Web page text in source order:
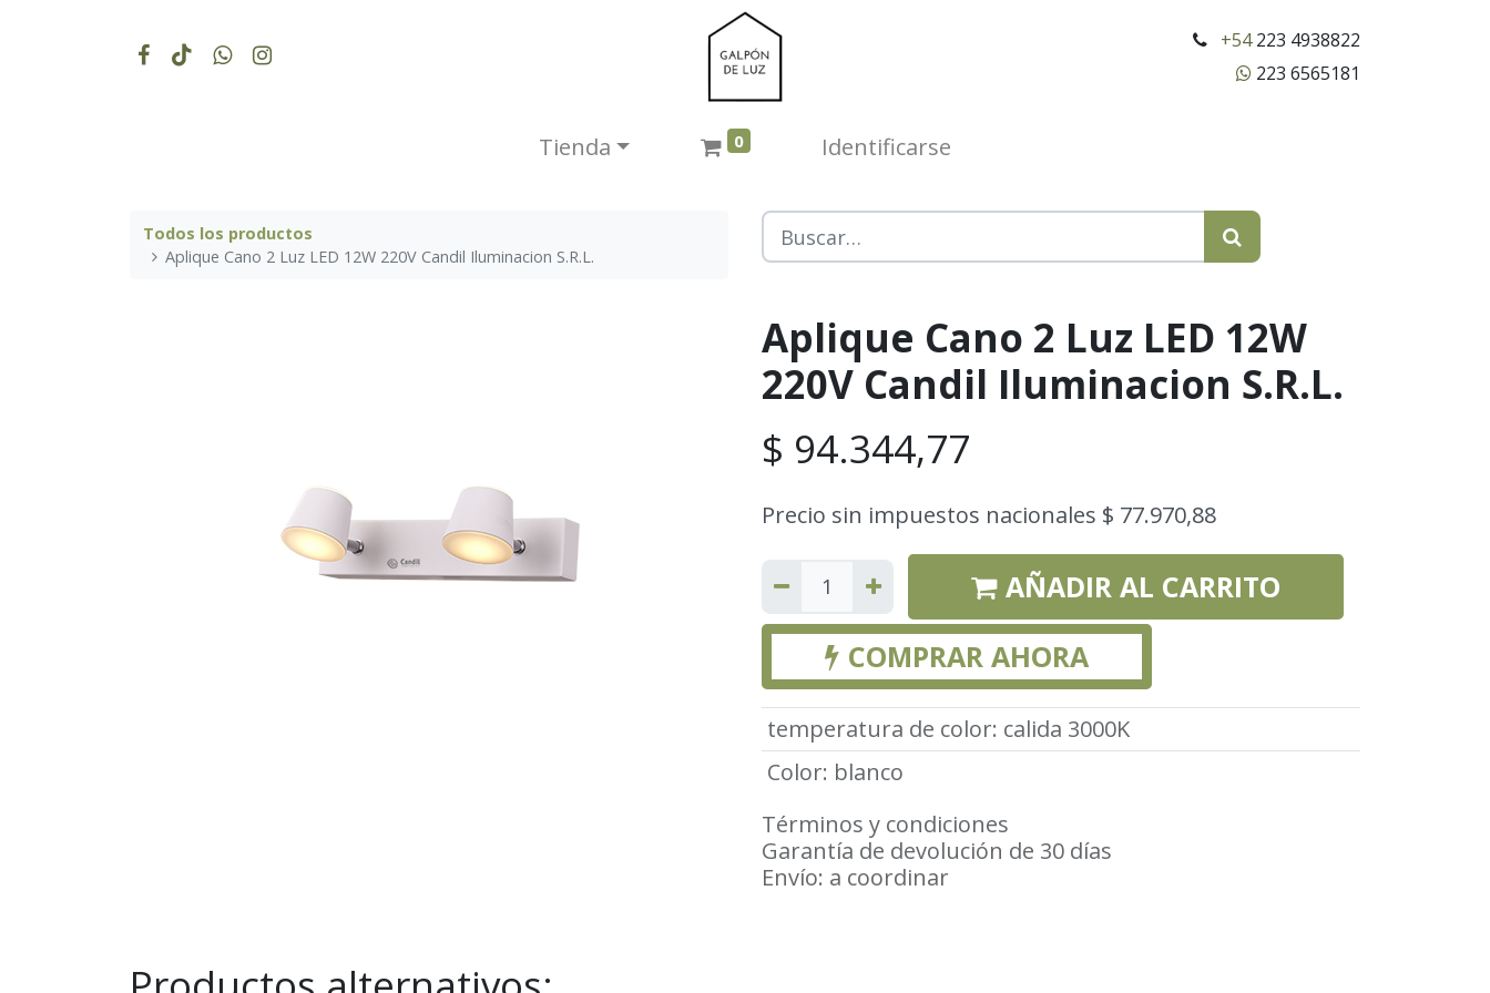
+54223 4938822
223 6565181
Tienda​ 0 Identificarse
Todos los productos
Aplique Cano 2 Luz LED 12W 220V Candil Iluminacion S.R.L.
Aplique Cano 2 Luz LED 12W
220V Candil Iluminacion S.R.L.
$ 94.344,77
Precio sin impuestos nacionales $ 77.970,88
AÑADIR AL CARRITO
COMPRAR AHORA
temperatura de color: calida 3000K
Color: blanco
Términos y condiciones
Garantía de devolución de 30 días
Envío: a coordinar